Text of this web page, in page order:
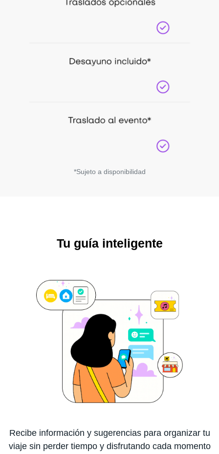
*Sujeto a disponibilidad
Tu guía inteligente
Recibe información y sugerencias para organizar tu
viaje sin perder tiempo y disfrutando cada momento